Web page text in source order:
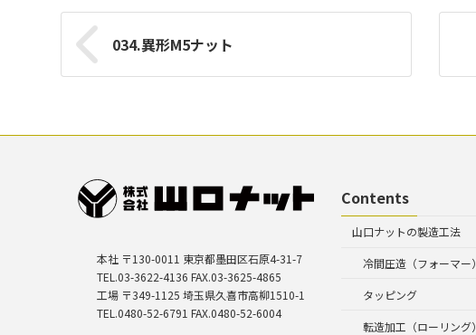
034.異形M5ナット
本社 〒130-0011 東京都墨田区石原4-31-7
TEL.03-3622-4136 FAX.03-3625-4865
工場 〒349-1125 埼玉県久喜市高柳1510-1
TEL.0480-52-6791 FAX.0480-52-6004
Contents
山口ナットの製造工法
冷間圧造（フォーマー）
タッピング
転造加工（ローリング）